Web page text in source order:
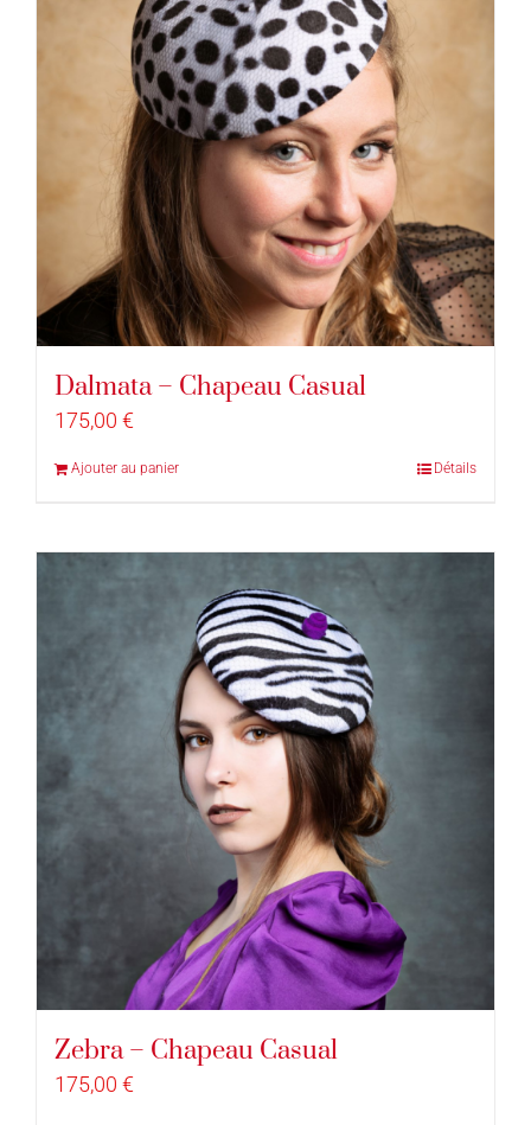
Dalmata – Chapeau Casual
175,00 €
Ajouter au panier Détails
Zebra – Chapeau Casual
175,00 €